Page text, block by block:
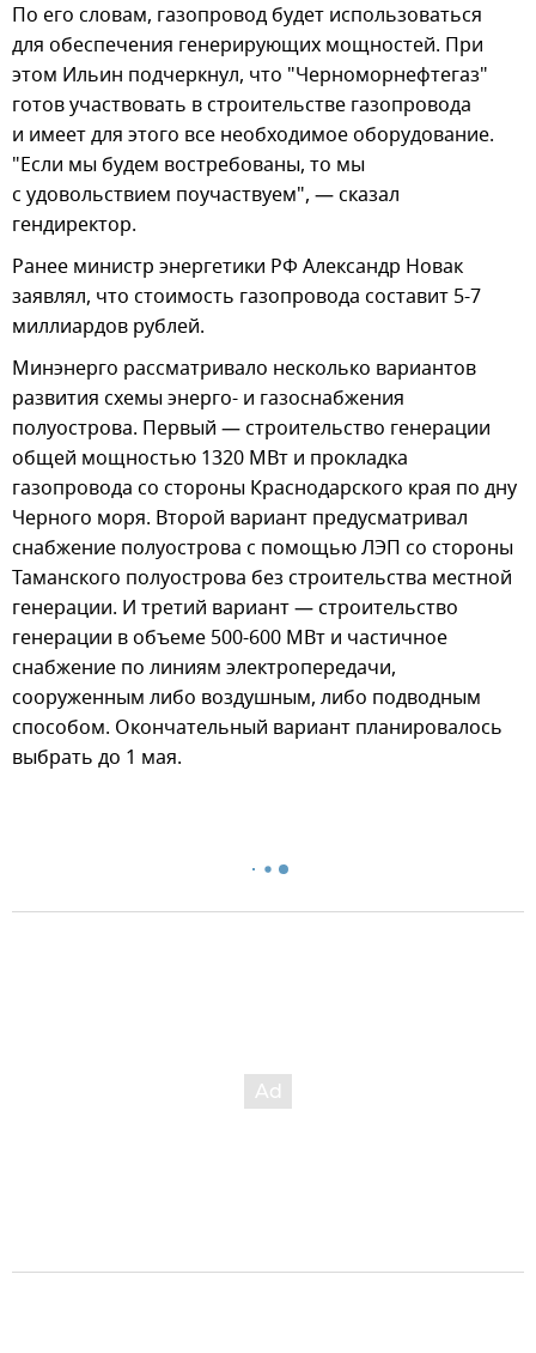
По его словам, газопровод будет использоваться
для обеспечения генерирующих мощностей. При
этом Ильин подчеркнул, что "Черноморнефтегаз"
готов участвовать в строительстве газопровода
и имеет для этого все необходимое оборудование.
"Если мы будем востребованы, то мы
с удовольствием поучаствуем", — сказал
гендиректор.
Ранее министр энергетики РФ Александр Новак
заявлял, что стоимость газопровода составит 5-7
миллиардов рублей.
Минэнерго рассматривало несколько вариантов
развития схемы энерго- и газоснабжения
полуострова. Первый — строительство генерации
общей мощностью 1320 МВт и прокладка
газопровода со стороны Краснодарского края по дну
Черного моря. Второй вариант предусматривал
снабжение полуострова с помощью ЛЭП со стороны
Таманского полуострова без строительства местной
генерации. И третий вариант — строительство
генерации в объеме 500-600 МВт и частичное
снабжение по линиям электропередачи,
сооруженным либо воздушным, либо подводным
способом. Окончательный вариант планировалось
выбрать до 1 мая.